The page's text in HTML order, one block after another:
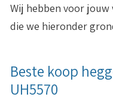
Wij hebben voor jouw
die we hieronder
Beste koop
UH5570